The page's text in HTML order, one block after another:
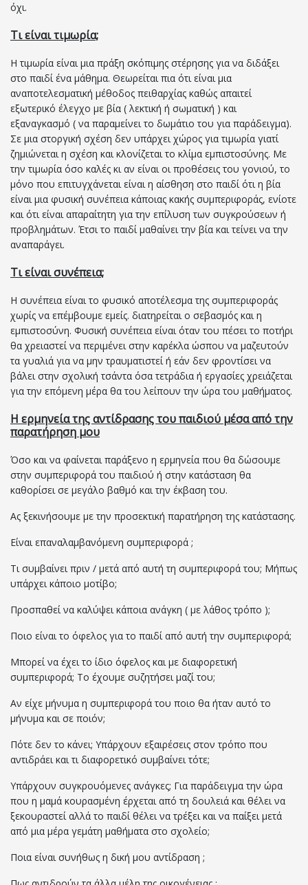
όχι.
Τι είναι τιμωρία;
Η τιμωρία είναι μια πράξη σκόπιμης στέρησης για να διδάξει
στο παιδί ένα μάθημα. Θεωρείται πια ότι είναι μια
αναποτελεσματική μέθοδος πειθαρχίας καθώς απαιτεί
εξωτερικό έλεγχο με βία ( λεκτική ή σωματική ) και
εξαναγκασμό ( να παραμείνει το δωμάτιο του για παράδειγμα).
Σε μια στοργική σχέση δεν υπάρχει χώρος για τιμωρία γιατί
ζημιώνεται η σχέση και κλονίζεται το κλίμα εμπιστοσύνης. Με
την τιμωρία όσο καλές κι αν είναι οι προθέσεις του γονιού, το
μόνο που επιτυγχάνεται είναι η αίσθηση στο παιδί ότι η βία
είναι μια φυσική συνέπεια κάποιας κακής συμπεριφοράς, ενίοτε
και ότι είναι απαραίτητη για την επίλυση των συγκρούσεων ή
προβλημάτων. Έτσι το παιδί μαθαίνει την βία και τείνει να την
αναπαράγει.
Τι είναι συνέπεια;
Η συνέπεια είναι το φυσικό αποτέλεσμα της συμπεριφοράς
χωρίς να επέμβουμε εμείς. διατηρείται ο σεβασμός και η
εμπιστοσύνη. Φυσική συνέπεια είναι όταν του πέσει το ποτήρι
θα χρειαστεί να περιμένει στην καρέκλα ώσπου να μαζευτούν
τα γυαλιά για να μην τραυματιστεί ή εάν δεν φροντίσει να
βάλει στην σχολική τσάντα όσα τετράδια ή εργασίες χρειάζεται
για την επόμενη μέρα θα του λείπουν την ώρα του μαθήματος.
Η ερμηνεία της αντίδρασης του παιδιού μέσα από την
παρατήρηση μου
Όσο και να φαίνεται παράξενο η ερμηνεία που θα δώσουμε
στην συμπεριφορά του παιδιού ή στην κατάσταση θα
καθορίσει σε μεγάλο βαθμό και την έκβαση του.
Ας ξεκινήσουμε με την προσεκτική παρατήρηση της κατάστασης.
Είναι επαναλαμβανόμενη συμπεριφορά ;
Τι συμβαίνει πριν / μετά από αυτή τη συμπεριφορά του; Μήπως
υπάρχει κάποιο μοτίβο;
Προσπαθεί να καλύψει κάποια ανάγκη ( με λάθος τρόπο );
Ποιο είναι το όφελος για το παιδί από αυτή την συμπεριφορά;
Μπορεί να έχει το ίδιο όφελος και με διαφορετική
συμπεριφορά; Το έχουμε συζητήσει μαζί του;
Αν είχε μήνυμα η συμπεριφορά του ποιο θα ήταν αυτό το
μήνυμα και σε ποιόν;
Πότε δεν το κάνει; Υπάρχουν εξαιρέσεις στον τρόπο που
αντιδράει και τι διαφορετικό συμβαίνει τότε;
Υπάρχουν συγκρουόμενες ανάγκες; Για παράδειγμα την ώρα
που η μαμά κουρασμένη έρχεται από τη δουλειά και θέλει να
ξεκουραστεί αλλά το παιδί θέλει να τρέξει και να παίξει μετά
από μια μέρα γεμάτη μαθήματα στο σχολείο;
Ποια είναι συνήθως η δική μου αντίδραση ;